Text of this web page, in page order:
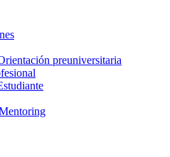
preuniversitaria